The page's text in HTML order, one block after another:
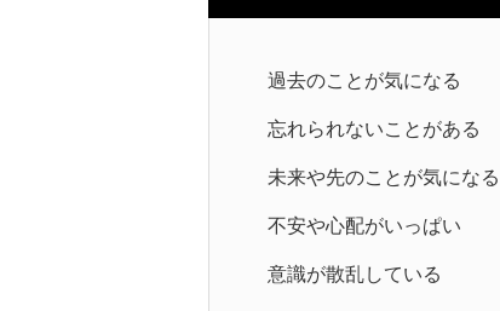
過去のことが気になる
忘れられないことがある
未来や先のことが気になる
不安や心配がいっぱい
意識が散乱している